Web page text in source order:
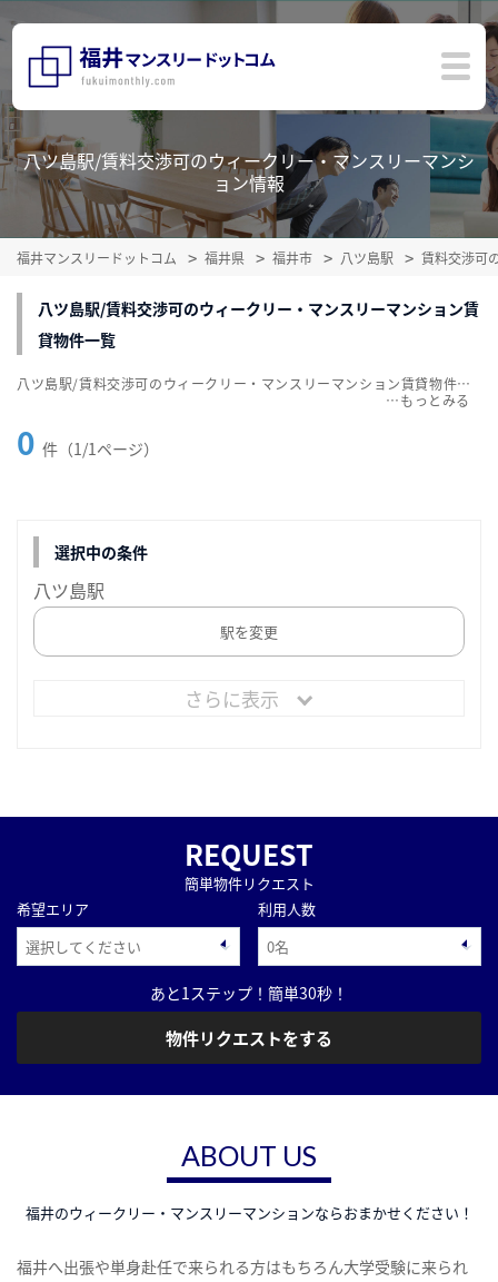
八ツ島駅/賃料交渉可のウィークリー・マンスリーマンシ
ョン情報
福井マンスリードットコム 福井県 福井市 八ツ島駅 賃料交渉可
八ツ島駅/賃料交渉可のウィークリー・マンスリーマンション賃
貸物件一覧
0 件（1/1ページ）
八ツ島駅/賃料交渉可のウィークリー・マンスリーマンション賃貸物件一覧を掲載中。敷金・礼金無料、家具・家電付をご紹介。こだわり条件での絞込みも簡単！
…
選択中の条件
八ツ島駅
駅を変更
さらに表示
REQUEST
簡単物件リクエスト
希望エリア
利用人数
あと1ステップ！簡単30秒！
物件リクエストをする
ABOUT US
福井のウィークリー・マンスリーマンションならおまかせください！
福井へ出張や単身赴任で来られる方はもちろん大学受験に来られ